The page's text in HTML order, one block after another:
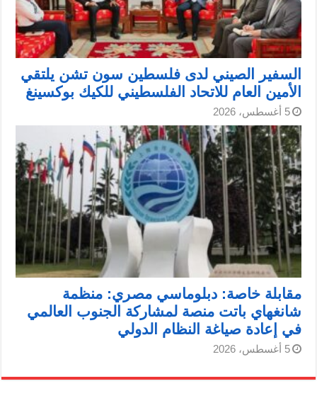
السفير الصيني لدى فلسطين سون تشن يلتقي
الأمين العام للاتحاد الفلسطيني للكيك بوكسينغ
5 أغسطس، 2026
مقابلة خاصة: دبلوماسي مصري: منظمة
شانغهاي باتت منصة لمشاركة الجنوب العالمي
في إعادة صياغة النظام الدولي
5 أغسطس، 2026